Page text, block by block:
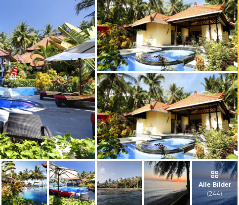
vom Hotelier, September 2017
vom Hotelier, September 2017Alle Bilder
(244)